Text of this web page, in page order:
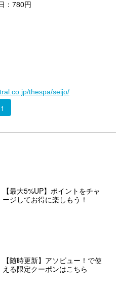
日：780円
thespa/seijo/
1
【最大5%UP】ポイントをチャ
ージしてお得に楽しもう！
【随時更新】アソビュー！で使
える限定クーポンはこちら